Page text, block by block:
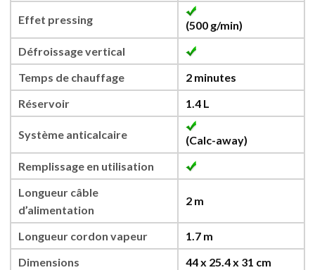
Effet pressing
(500 g/min)
Défroissage vertical
Temps de chauffage
2 minutes
Réservoir
1.4 L
Système anticalcaire
(Calc-away)
Remplissage en utilisation
Longueur câble
d’alimentation
2 m
Longueur cordon vapeur
1.7 m
Dimensions
44 x 25.4 x 31 cm